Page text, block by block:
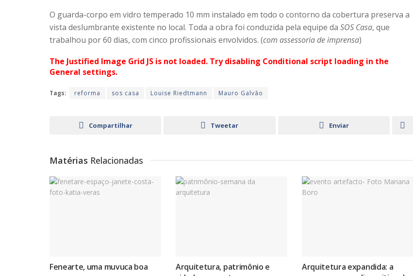
O guarda-corpo em vidro temperado 10 mm instalado em todo o contorno da cobertura preserva a
vista deslumbrante existente no local. Toda a obra foi conduzida pela equipe da SOS Casa, que
trabalhou por 60 dias, com cinco profissionais envolvidos. ​(com assessoria de imprensa)
The Justified Image Grid JS is not loaded. Try disabling Conditional script loading in the
General settings.
Tags: reforma sos casa Louise Riedtmann Mauro Galvão
Compartilhar Tweetar Enviar
Matérias Relacionadas
Fenearte, uma muvuca boa
Arquitetura, patrimônio e
Arquitetura expandida: a